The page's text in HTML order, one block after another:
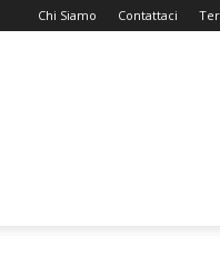
Chi Siamo Contattaci